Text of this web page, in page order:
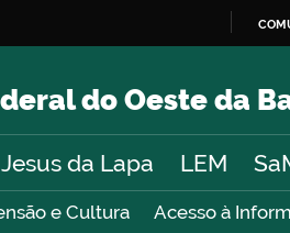
do Oeste da
da Lapa LEM
e Cultura Acesso à